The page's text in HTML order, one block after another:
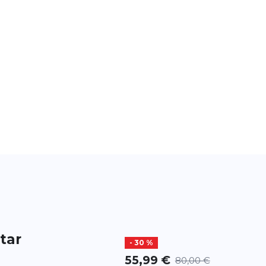
- 30 %
55,99 € 80,00 €